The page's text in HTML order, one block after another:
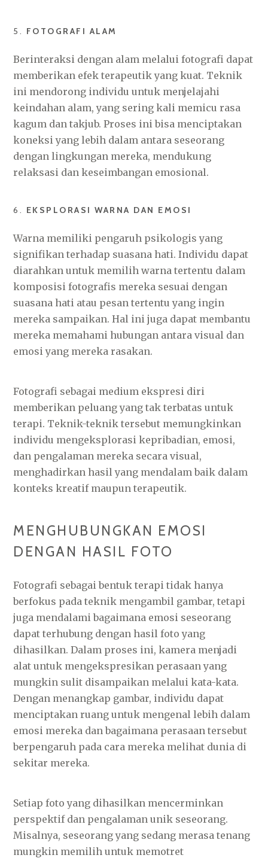
5. FOTOGRAFI ALAM
Berinteraksi dengan alam melalui fotografi dapat
memberikan efek terapeutik yang kuat. Teknik
ini mendorong individu untuk menjelajahi
keindahan alam, yang sering kali memicu rasa
kagum dan takjub. Proses ini bisa menciptakan
koneksi yang lebih dalam antara seseorang
dengan lingkungan mereka, mendukung
relaksasi dan keseimbangan emosional.
6. EKSPLORASI WARNA DAN EMOSI
Warna memiliki pengaruh psikologis yang
signifikan terhadap suasana hati. Individu dapat
diarahkan untuk memilih warna tertentu dalam
komposisi fotografis mereka sesuai dengan
suasana hati atau pesan tertentu yang ingin
mereka sampaikan. Hal ini juga dapat membantu
mereka memahami hubungan antara visual dan
emosi yang mereka rasakan.
Fotografi sebagai medium ekspresi diri
memberikan peluang yang tak terbatas untuk
terapi. Teknik-teknik tersebut memungkinkan
individu mengeksplorasi kepribadian, emosi,
dan pengalaman mereka secara visual,
menghadirkan hasil yang mendalam baik dalam
konteks kreatif maupun terapeutik.
MENGHUBUNGKAN EMOSI
DENGAN HASIL FOTO
Fotografi sebagai bentuk terapi tidak hanya
berfokus pada teknik mengambil gambar, tetapi
juga mendalami bagaimana emosi seseorang
dapat terhubung dengan hasil foto yang
dihasilkan. Dalam proses ini, kamera menjadi
alat untuk mengekspresikan perasaan yang
mungkin sulit disampaikan melalui kata-kata.
Dengan menangkap gambar, individu dapat
menciptakan ruang untuk mengenal lebih dalam
emosi mereka dan bagaimana perasaan tersebut
berpengaruh pada cara mereka melihat dunia di
sekitar mereka.
Setiap foto yang dihasilkan mencerminkan
perspektif dan pengalaman unik seseorang.
Misalnya, seseorang yang sedang merasa tenang
mungkin memilih untuk memotret